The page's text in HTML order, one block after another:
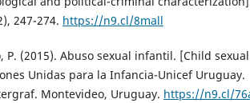
247-274. https://n9.cl/8mall
P. (2015). Abuso sexual infantil. [Child
Unidas para la Infancia-Unicef Uruguay.
Montevideo, Uruguay. https://n9.cl/